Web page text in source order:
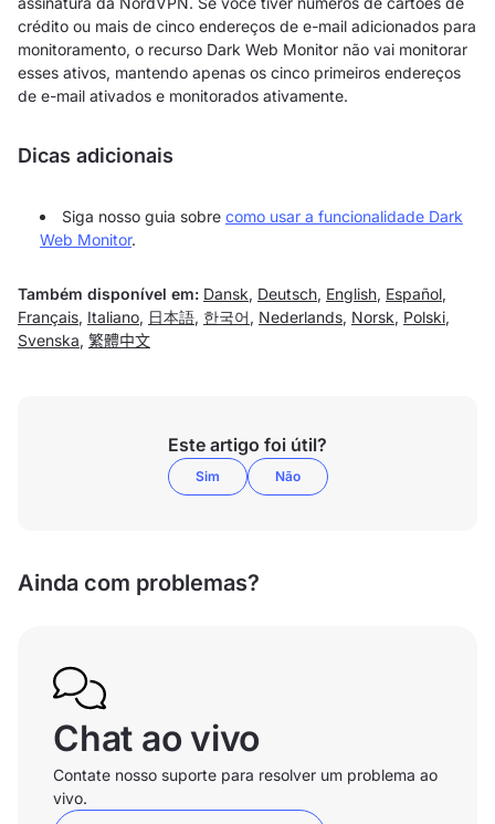
crédito ou mais de cinco endereços de e-mail adicionados para
monitoramento, o recurso Dark Web Monitor não vai monitorar
esses ativos, mantendo apenas os cinco primeiros endereços
de e-mail ativados e monitorados ativamente.
Dicas adicionais
Siga nosso guia sobre como usar a funcionalidade Dark
Web Monitor.
Também disponível em: Dansk, Deutsch, English, Español,
Français, Italiano, 日本語, 한국어 , Nederlands, Norsk, Polski,
Svenska, 繁體中文
Este artigo foi útil?
Sim Não
Ainda com problemas?
Chat ao vivo
Contate nosso suporte para resolver um problema ao
vivo.